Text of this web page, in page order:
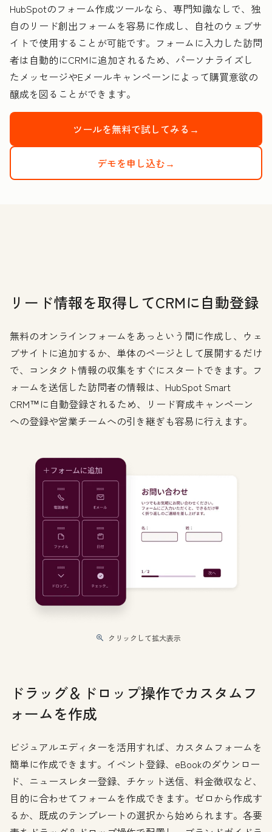
HubSpotのフォーム作成ツールなら、専門知識なしで、独
自のリード創出フォームを容易に作成し、自社のウェブサ
イトで使用することが可能です。フォームに入力した訪問
者は自動的にCRMに追加されるため、パーソナライズし
たメッセージやEメールキャンペーンによって購買意欲の
醸成を図ることができます。
ツールを無料で試してみる→
デモを申し込む→
リード情報を取得してCRMに自動登録
無料のオンラインフォームをあっという間に作成し、ウェ
ブサイトに追加するか、単体のページとして展開するだけ
で、コンタクト情報の収集をすぐにスタートできます。フ
ォームを送信した訪問者の情報は、HubSpot Smart
CRM™に自動登録されるため、リード育成キャンペーン
への登録や営業チームへの引き継ぎも容易に行えます。
クリックして拡大表示
ドラッグ＆ドロップ操作でカスタムフ
ォームを作成
ビジュアルエディターを活用すれば、カスタムフォームを
簡単に作成できます。イベント登録、eBookのダウンロー
ド、ニュースレター登録、チケット送信、料金徴収など、
目的に合わせてフォームを作成できます。ゼロから作成す
るか、既成のテンプレートの選択から始められます。各要